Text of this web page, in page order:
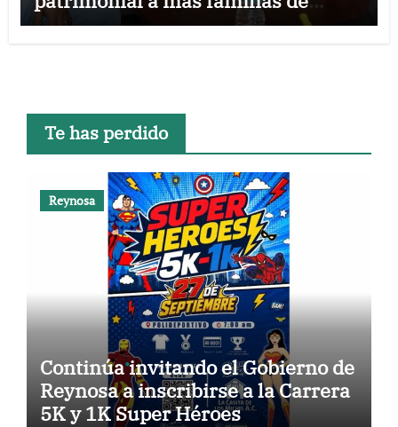
Tamaulipas
Te has perdido
Reynosa
Continúa invitando el Gobierno de
Reynosa a inscribirse a la Carrera
5K y 1K Super Héroes